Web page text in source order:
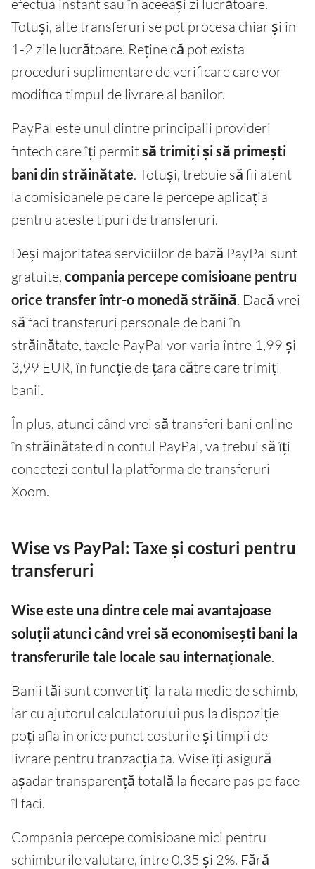
efectua instant sau în aceeași zi lucrătoare.
Totuși, alte transferuri se pot procesa chiar și în
1-2 zile lucrătoare. Reține că pot exista
proceduri suplimentare de verificare care vor
modifica timpul de livrare al banilor.
PayPal este unul dintre principalii provideri
fintech care îți permitsă trimiți și să primești
bani din străinătate. Totuși, trebuie să fii atent
la comisioanele pe care le percepe aplicația
pentru aceste tipuri de transferuri.
Deși majoritatea serviciilor de bază PayPal sunt
gratuite, compania percepe comisioane pentru
orice transfer într-o monedă străină. Dacă vrei
să faci transferuri personale de bani în
străinătate, taxele PayPal vor varia între 1,99 și
3,99 EUR, în funcție de țara către care trimiți
banii.
În plus, atunci când vrei să transferi bani online
în străinătate din contul PayPal, va trebui să îți
conectezi contul la platforma de transferuri
Xoom.
Wise vs PayPal: Taxe și costuri pentru
transferuri
Wise este una dintre cele mai avantajoase
soluții atunci când vrei să economisești bani la
transferurile tale locale sau internaționale.
Banii tăi sunt convertiți la rata medie de schimb,
iar cu ajutorul calculatorului pus la dispoziție
poți afla în orice punct costurile și timpii de
livrare pentru tranzacția ta. Wise îți asigură
așadar transparență totală la fiecare pas pe face
îl faci.
Compania percepe comisioane mici pentru
schimburile valutare, între 0,35 și 2%. Fără